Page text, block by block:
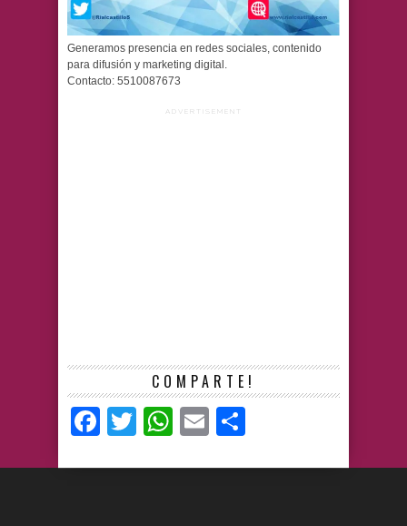
Generamos presencia en redes sociales, contenido
para difusión y marketing digital.
Contacto: 5510087673
ADVERTISEMENT
COMPARTE!
Facebook
TwitterWhatsApp
Email